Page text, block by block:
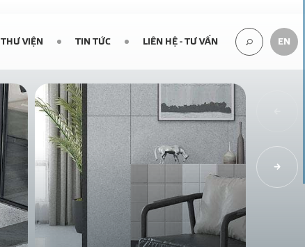
THƯ VIỆN TIN TỨC LIÊN HỆ - TƯ VẤN EN